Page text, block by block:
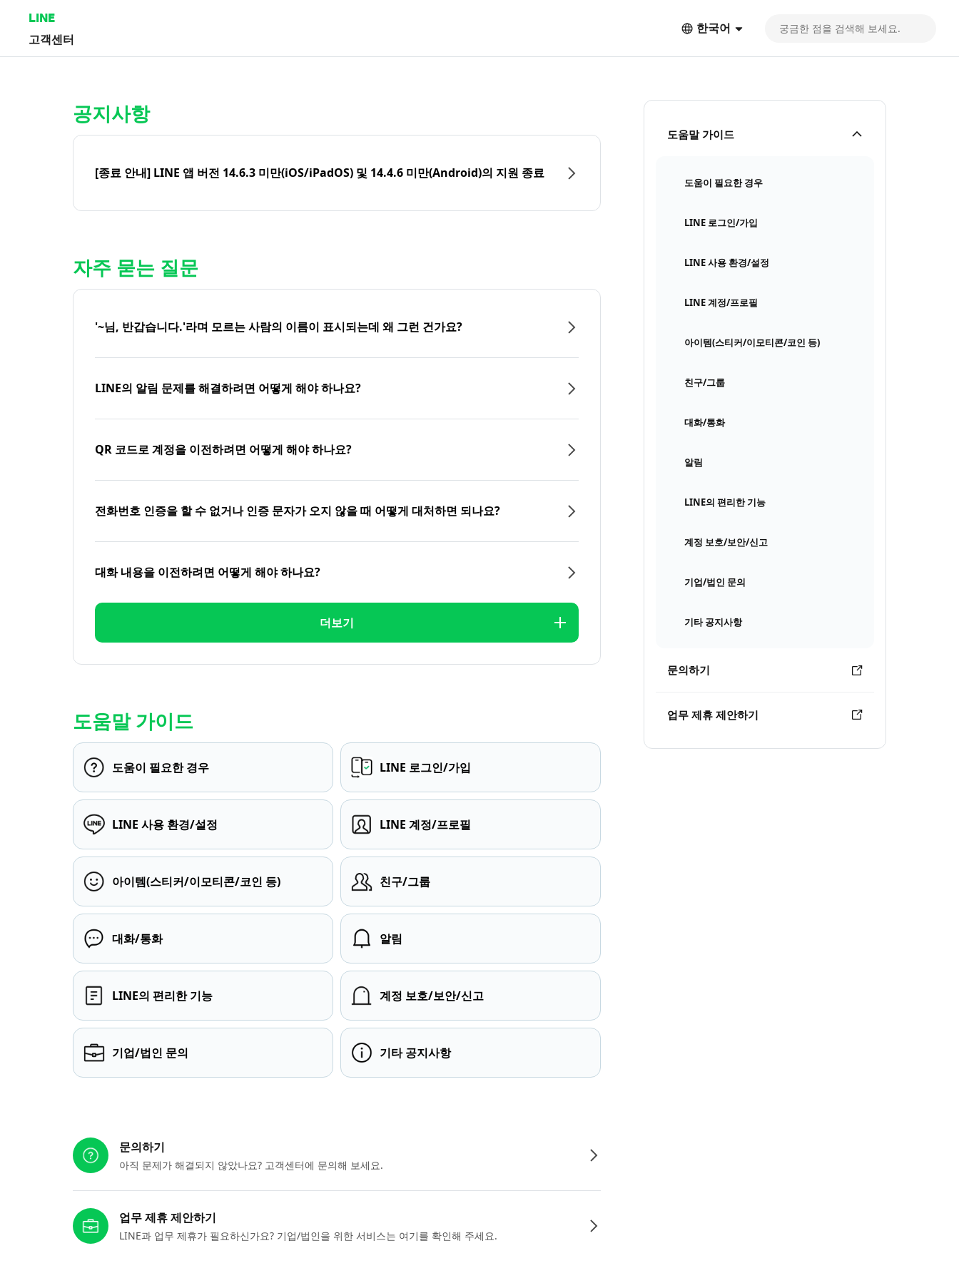
LINE
고객센터
한국어
도움말 가이드
도움이 필요한 경우
LINE 로그인/가입
LINE 사용 환경/설정
LINE 계정/프로필
아이템(스티커/이모티콘/코인 등)
친구/그룹
대화/통화
알림
LINE의 편리한 기능
계정 보호/보안/신고
기업/법인 문의
기타 공지사항
문의하기
업무 제휴 제안하기
공지사항
[종료 안내] LINE 앱 버전 14.6.3 미만(iOS/iPadOS) 및 14.4.6 미만(Android)의 지원 종료
자주 묻는 질문
'~님, 반갑습니다.'라며 모르는 사람의 이름이 표시되는데 왜 그런 건가요?
LINE의 알림 문제를 해결하려면 어떻게 해야 하나요?
QR 코드로 계정을 이전하려면 어떻게 해야 하나요?
전화번호 인증을 할 수 없거나 인증 문자가 오지 않을 때 어떻게 대처하면 되나요?
대화 내용을 이전하려면 어떻게 해야 하나요?
더보기
도움말 가이드
도움이 필요한 경우 LINE 로그인/가입
LINE 사용 환경/설정 LINE 계정/프로필
아이템(스티커/이모티콘/코인 등) 친구/그룹
대화/통화 알림
LINE의 편리한 기능 계정 보호/보안/신고
기업/법인 문의 기타 공지사항
문의하기
아직 문제가 해결되지 않았나요? 고객센터에 문의해 보세요.
업무 제휴 제안하기
LINE과 업무 제휴가 필요하신가요? 기업/법인을 위한 서비스는 여기를 확인해 주세요.